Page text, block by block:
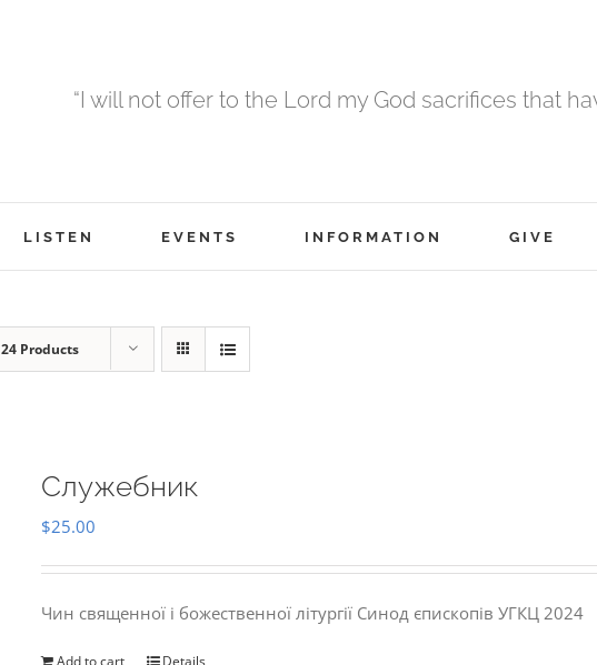
“I will not offer to the Lord my God sacrifices that
LISTEN EVENTS INFORMATION GIVE
24 Products
Служебник
$25.00
Чин священної і божественної літургії Синод єпископів УГКЦ 2024
Add to cart Details